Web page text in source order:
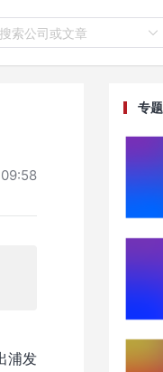
搜索公司或文章
浦发
专题